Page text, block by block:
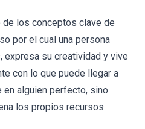
de los conceptos clave de
por el cual una persona
expresa su creatividad y vive
con lo que puede llegar a
alguien perfecto, sino
los propios recursos.